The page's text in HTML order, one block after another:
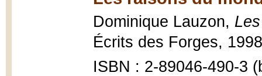
Dominique Lauzon,
Écrits des Forges,
ISBN : 2-89046-490-3